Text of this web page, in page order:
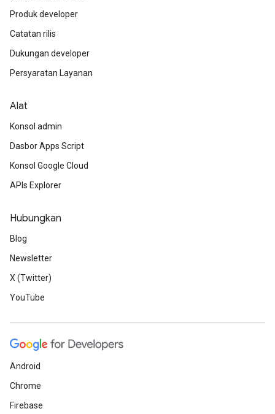
Produk developer
Catatan rilis
Dukungan developer
Persyaratan Layanan
Alat
Konsol admin
Dasbor Apps Script
Konsol Google Cloud
APIs Explorer
Hubungkan
Blog
Newsletter
X (Twitter)
YouTube
Android
Chrome
Firebase